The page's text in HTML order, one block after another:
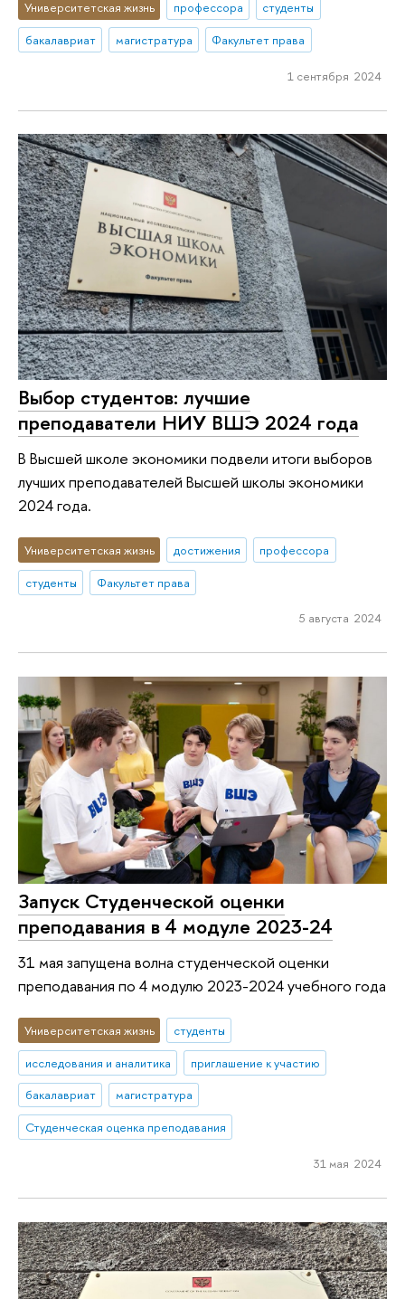
Университетская жизнь профессора
студенты
бакалавриат
магистратура Факультет права
1 сентября 2024
Выбор студентов: лучшие
преподаватели НИУ ВШЭ 2024 года
В Высшей школе экономики подвели итоги выборов
лучших преподавателей Высшей школы экономики
2024 года.
Университетская жизнь достижения
профессора
студенты
Факультет права
5 августа 2024
Запуск Студенческой оценки
преподавания в 4 модуле 2023-24
31 мая запущена волна студенческой оценки
преподавания по 4 модулю 2023-2024 учебного года
Университетская жизнь
студенты
исследования и аналитика
приглашение к участию
бакалавриат
магистратура
Студенческая оценка преподавания
31 мая 2024